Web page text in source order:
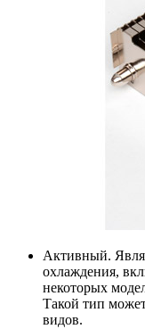
Активный.
охлаждения,
некоторых
Такой тип
видов.